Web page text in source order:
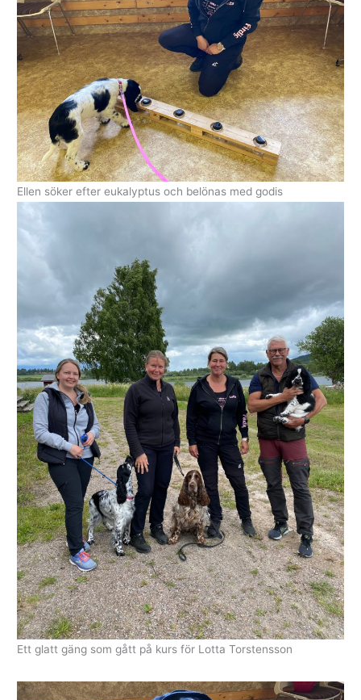
Ellen söker efter eukalyptus och belönas med godis
Ett glatt gäng som gått på kurs för Lotta Torstensson